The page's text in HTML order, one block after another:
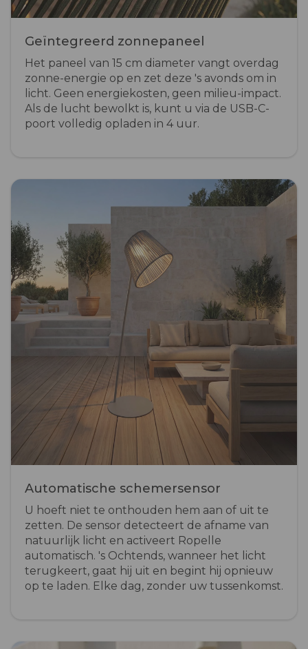
Geïntegreerd zonnepaneel
Het paneel van 15 cm diameter vangt overdag
zonne-energie op en zet deze 's avonds om in
licht. Geen energiekosten, geen milieu-impact.
Als de lucht bewolkt is, kunt u via de USB-C-
poort volledig opladen in 4 uur.
Automatische schemersensor
U hoeft niet te onthouden hem aan of uit te
zetten. De sensor detecteert de afname van
natuurlijk licht en activeert Ropelle
automatisch. 's Ochtends, wanneer het licht
terugkeert, gaat hij uit en begint hij opnieuw
op te laden. Elke dag, zonder uw tussenkomst.